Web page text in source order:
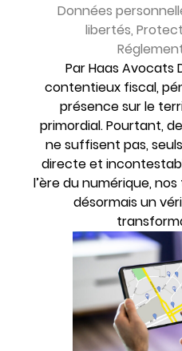
Données
libertés,
Par Haas Avocats
contentieux fiscal,
présence sur le
primordial. Pourtant,
ne suffisent pas,
directe et
l’ère du numérique,
désormais un